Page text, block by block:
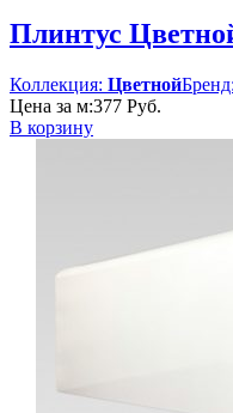
Плинтус
Коллекция: ЦветнойБренд:
Цена за м:377 Руб.
В корзину